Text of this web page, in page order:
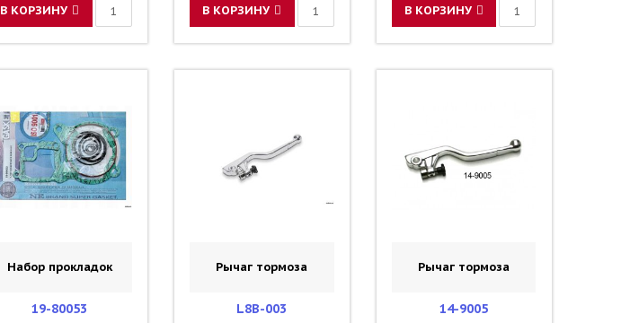
В КОРЗИНУ В КОРЗИНУ В КОРЗИНУ
Набор прокладок
19-80053
Рычаг тормоза
L8B-003
Рычаг тормоза
14-9005